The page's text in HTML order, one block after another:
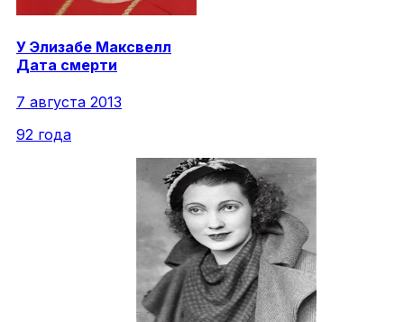
У Элизабе Максвелл
Дата смерти
7 августа 2013
92 года